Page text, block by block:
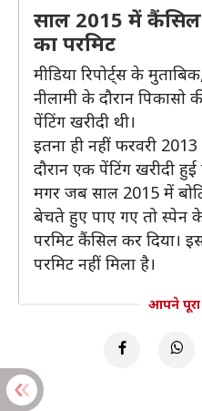
साल 2015 में कैंसिल
का परमिट
मीडिया रिपोर्ट्स के
नीलामी के दौरान
पेंटिंग खरीदी थी।
इतना ही नहीं फरवरी
दौरान एक पेंटिंग खरीदी हुई
मगर जब साल 2015 में
बेचते हुए पाए गए तो स्पेन
परमिट कैंसिल कर दिया।
परमिट नहीं मिला है।
आपने पूरा